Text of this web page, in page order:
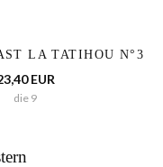
LA TATIHOU N°3
EUR
die 9